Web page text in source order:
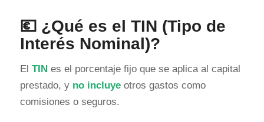
💶 ¿Qué es el TIN (Tipo de
Interés Nominal)?
El TIN es el porcentaje fijo que se aplica al capital
prestado, y no incluyeotros gastos como
comisiones o seguros.